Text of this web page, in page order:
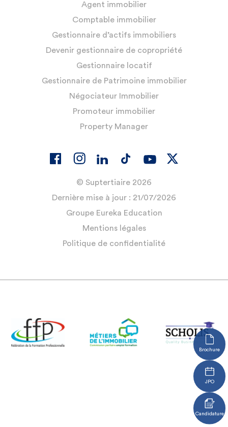
Agent immobilier
Comptable immobilier
Gestionnaire d’actifs immobiliers
Devenir gestionnaire de copropriété
Gestionnaire locatif
Gestionnaire de Patrimoine immobilier
Négociateur Immobilier
Promoteur immobilier
Property Manager
© Suptertiaire 2026
Dernière mise à jour : 21/07/2026
Groupe Eureka Education
Mentions légales
Politique de confidentialité
Brochure
JPO
Candidature